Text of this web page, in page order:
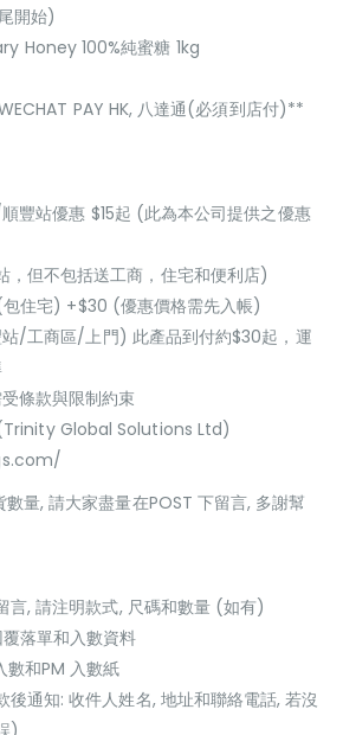
開始)
Honey 100%純蜜糖 1kg
PAY HK, 八達通(必須到店付)**
豐站優惠 $15起 (此為本公司提供之優惠
，但不包括送工商，住宅和便利店)
住宅) +$30 (優惠價格需先入帳)
/工商區/上門) 此產品到付約$30起，運
條款與限制約束
Global Solutions Ltd)
量, 請大家盡量在POST 下留言, 多謝幫
言, 請注明款式, 尺碼和數量 (如有)
落單和入數資料
數和PM 入數紙
後通知: 收件人姓名, 地址和聯絡電話, 若沒